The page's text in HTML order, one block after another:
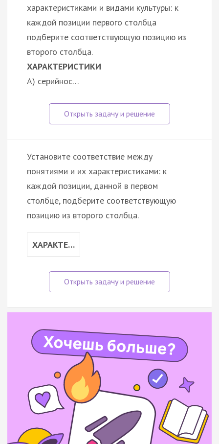
характеристиками и видами культуры: к
каждой позиции первого столбца
подберите соответствующую позицию из
второго столбца.
ХАРАКТЕРИСТИКИ
А) серийнос…
Установите соответствие между
понятиями и их характеристиками: к
каждой позиции, данной в первом
столбце, подберите соответствующую
позицию из второго столбца.
ХАРАКТЕ…